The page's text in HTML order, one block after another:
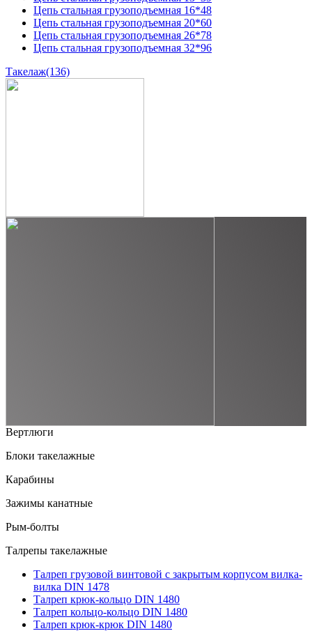
Цепь стальная грузоподъемная 16*48
Цепь стальная грузоподъемная 20*60
Цепь стальная грузоподъемная 26*78
Цепь стальная грузоподъемная 32*96
Такелаж(136)
Вертлюги
Блоки такелажные
Карабины
Зажимы канатные
Рым-болты
Талрепы такелажные
Талреп грузовой винтовой с закрытым корпусом вилка-
вилка DIN 1478
Талреп крюк-кольцо DIN 1480
Талреп кольцо-кольцо DIN 1480
Талреп крюк-крюк DIN 1480